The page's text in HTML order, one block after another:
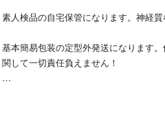
素人検品の自宅保管になります。神経
基本簡易包装の定型外発送になります
関して一切責任負えません！